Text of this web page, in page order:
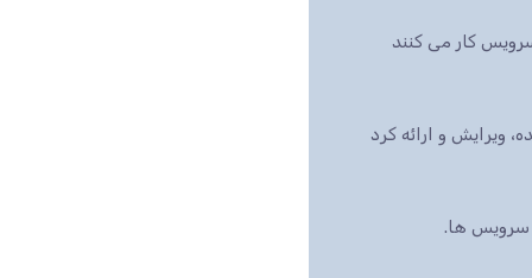
کار می کنند